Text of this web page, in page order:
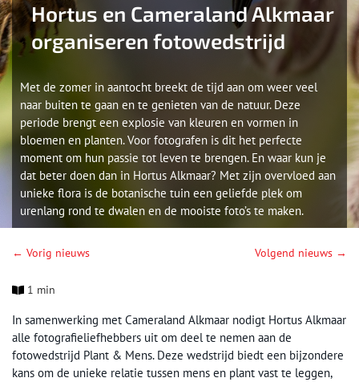
Hortus en Cameraland Alkmaar
organiseren fotowedstrijd
Met de zomer in aantocht breekt de tijd aan om weer veel
naar buiten te gaan en te genieten van de natuur. Deze
periode brengt een explosie van kleuren en vormen in
bloemen en planten. Voor fotografen is dit het perfecte
moment om hun passie tot leven te brengen. En waar kun je
dat beter doen dan in Hortus Alkmaar? Met zijn overvloed aan
unieke flora is de botanische tuin een geliefde plek om
urenlang rond te dwalen en de mooiste foto’s te maken.
← Vorig nieuws Volgend nieuws →
1 min
In samenwerking met Cameraland Alkmaar nodigt Hortus Alkmaar
alle fotografieliefhebbers uit om deel te nemen aan de
fotowedstrijd Plant & Mens. Deze wedstrijd biedt een bijzondere
kans om de unieke relatie tussen mens en plant vast te leggen,